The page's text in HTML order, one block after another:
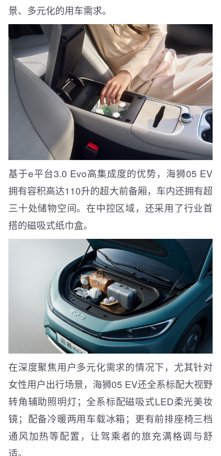
景、多元化的用车需求。
基于e平台3.0 Evo高集成度的优势，海狮05 EV
拥有容积高达110升的超大前备厢，车内还拥有超
三十处储物空间。在中控区域，还采用了行业首
搭的磁吸式纸巾盒。
在深度聚焦用户多元化需求的情况下，尤其针对
女性用户出行场景，海狮05 EV还全系标配大视野
转角辅助照明灯；全系标配磁吸式LED柔光美妆
镜；配备冷暖两用车载冰箱；更有前排座椅三档
通风加热等配置，让驾乘者的旅充满格调与舒
适。